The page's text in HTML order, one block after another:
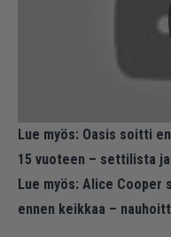
Lue myös: Oasis soitti
15 vuoteen – settilista
Lue myös: Alice Cooper
ennen keikkaa –